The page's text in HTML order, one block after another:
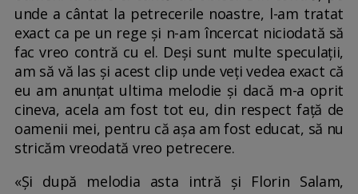
unde a cântat la petrecerile noastre, l-am tratat
exact ca pe un rege și n-am încercat niciodată să
fac vreo contră cu el. Deși sunt multe speculații,
am să vă las și acest clip unde veți vedea exact că
eu am anunțat ultima melodie și dacă m-a oprit
cineva, acela am fost tot eu, din respect față de
oamenii mei, pentru că așa am fost educat, să nu
stricăm vreodată vreo petrecere.
«Și după melodia asta intră și Florin Salam,